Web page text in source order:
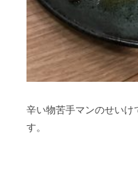
辛い物苦手マンのせい
す。